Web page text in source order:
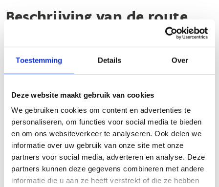
Toestemming Details Over
Deze website maakt gebruik van cookies
We gebruiken cookies om content en advertenties te
personaliseren, om functies voor social media te bieden
en om ons websiteverkeer te analyseren. Ook delen we
informatie over uw gebruik van onze site met onze
partners voor social media, adverteren en analyse. Deze
partners kunnen deze gegevens combineren met andere
informatie die u aan ze heeft verstrekt of die ze hebben
Beschrijving van de route
Boerekreek, waar alle faciliteiten voor zowel paard als ruiter
aanwezig zijn. Onderweg zijn er meerdere rustplaatsen, zoals
langs het Leopoldkanaal, waar je met je paard van harte
Deze route is volledig toegankelijk voor zowel ruiters als
menners en biedt vier bewegwijzerde lussen van 15, 22, 32 en
35 km. Deze lussen bestaan voor respectievelijk 59%, 64%,
62% en 74% uit onverharde paden. Je kunt naar eigen wens
combinaties maken en zo het rustige grensgebied met zijn
prachtige polder- en krekenlandschap ontdekken.